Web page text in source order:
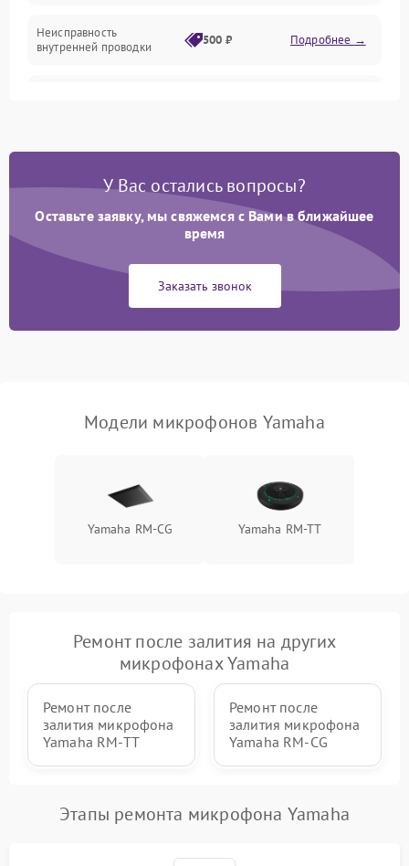
Неисправность
внутренней проводки
500 ₽ Подробнее →
Поломка батарейного
микрофонов)
Неисправность антенны
микрофонов)
1000 ₽ Подробнее →
Неисправность модуля
беспроводных
микрофонов)
У Вас остались вопросы?
Оставьте заявку, мы свяжемся с Вами в ближайшее
время
Заказать звонок
Модели микрофонов Yamaha
Yamaha RM-CG Yamaha RM-TT
Ремонт после залития на других
микрофонах Yamaha
Ремонт после
залития микрофона
Yamaha RM-TT
Ремонт после
залития микрофона
Yamaha RM-CG
Этапы ремонта микрофона Yamaha